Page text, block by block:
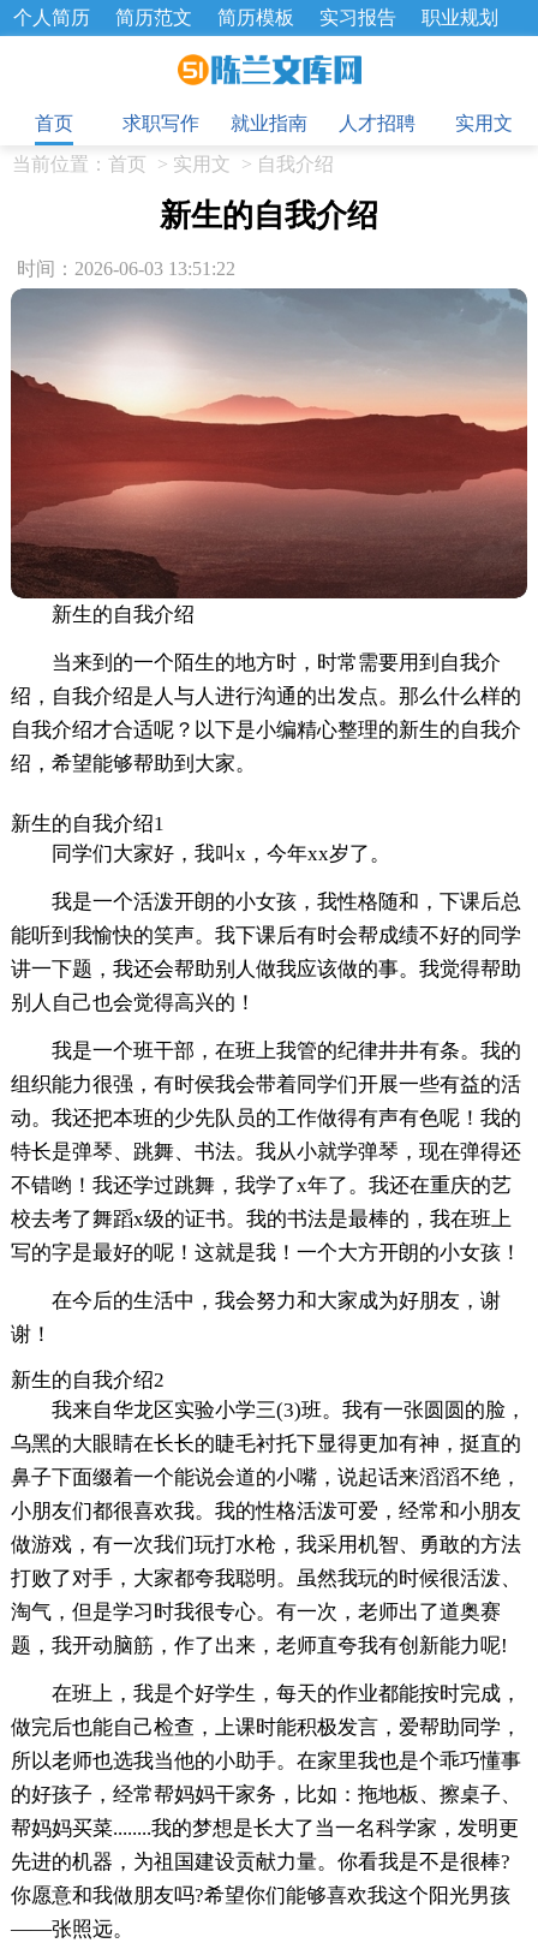
个人简历 简历范文 简历模板 实习报告
职业规划
招聘选拔 绩效考核 企业文化
工作总结
辞职报告
首页
求职写作 就业指南 人才招聘
实用文
当前位置： 首页 > 实用文 > 自我介绍
新生的自我介绍
时间：2026-06-03 13:51:22
新生的自我介绍
当来到的一个陌生的地方时，时常需要用到自我介
绍，自我介绍是人与人进行沟通的出发点。那么什么样的
自我介绍才合适呢？以下是小编精心整理的新生的自我介
绍，希望能够帮助到大家。
新生的自我介绍1
同学们大家好，我叫x，今年xx岁了。
我是一个活泼开朗的小女孩，我性格随和，下课后总
能听到我愉快的笑声。我下课后有时会帮成绩不好的同学
讲一下题，我还会帮助别人做我应该做的事。我觉得帮助
别人自己也会觉得高兴的！
我是一个班干部，在班上我管的纪律井井有条。我的
组织能力很强，有时侯我会带着同学们开展一些有益的活
动。我还把本班的少先队员的工作做得有声有色呢！我的
特长是弹琴、跳舞、书法。我从小就学弹琴，现在弹得还
不错哟！我还学过跳舞，我学了x年了。我还在重庆的艺
校去考了舞蹈x级的证书。我的书法是最棒的，我在班上
写的字是最好的呢！这就是我！一个大方开朗的小女孩！
在今后的生活中，我会努力和大家成为好朋友，谢
谢！
新生的自我介绍2
我来自华龙区实验小学三(3)班。我有一张圆圆的脸，
乌黑的大眼睛在长长的睫毛衬托下显得更加有神，挺直的
鼻子下面缀着一个能说会道的小嘴，说起话来滔滔不绝，
小朋友们都很喜欢我。我的性格活泼可爱，经常和小朋友
做游戏，有一次我们玩打水枪，我采用机智、勇敢的方法
打败了对手，大家都夸我聪明。虽然我玩的时候很活泼、
淘气，但是学习时我很专心。有一次，老师出了道奥赛
题，我开动脑筋，作了出来，老师直夸我有创新能力呢!
在班上，我是个好学生，每天的作业都能按时完成，
做完后也能自己检查，上课时能积极发言，爱帮助同学，
所以老师也选我当他的小助手。在家里我也是个乖巧懂事
的好孩子，经常帮妈妈干家务，比如：拖地板、擦桌子、
帮妈妈买菜........我的梦想是长大了当一名科学家，发明更
先进的机器，为祖国建设贡献力量。你看我是不是很棒?
你愿意和我做朋友吗?希望你们能够喜欢我这个阳光男孩
——张照远。